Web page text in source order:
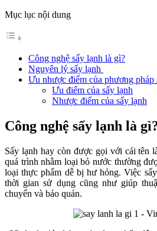
Mục lục nội dung
Công nghệ sấy lạnh là gì?
Nguyên lý sấy lạnh
Ưu nhược điểm của phương pháp
Ưu điểm của sấy lạnh
Nhược điểm của sấy lạnh
Công nghệ sấy lạnh là
Sấy lạnh hay còn được gọi với cái tên
quá trình nhằm loại bỏ nước thường
loại thực phẩm dễ bị hư hỏng. Việc
thời gian sử dụng cũng như giúp
chuyển và bảo quản.